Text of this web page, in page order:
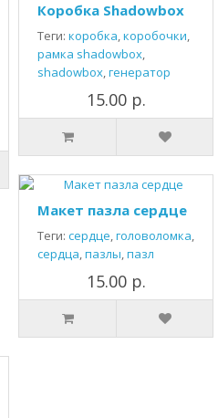
Коробка Shadowbox
Теги: коробка,коробочки,
рамка shadowbox,
shadowbox,генератор
15.00 р.
Макет пазла сердце
Теги: сердце,головоломка,
сердца,пазлы,пазл
15.00 р.